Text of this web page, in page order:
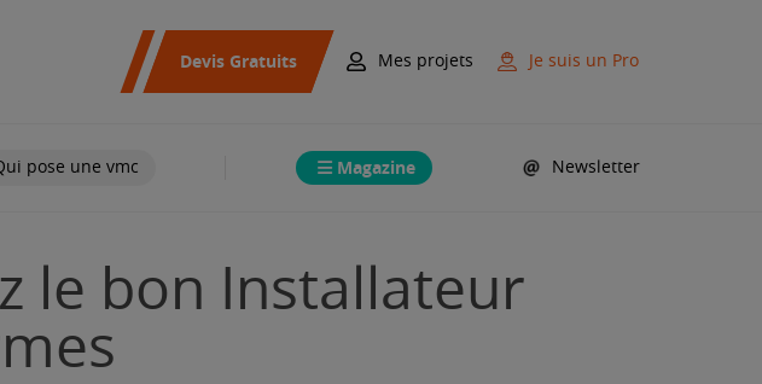
Devis Gratuits Mes projets Je suis un Pro
pose une vmc Magazine Newsletter
le bon Installateur